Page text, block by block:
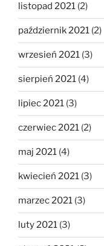
listopad 2021 (2)
październik 2021 (2)
wrzesień 2021 (3)
sierpień 2021 (4)
lipiec 2021 (3)
czerwiec 2021 (2)
maj 2021 (4)
kwiecień 2021 (3)
marzec 2021 (3)
luty 2021 (3)